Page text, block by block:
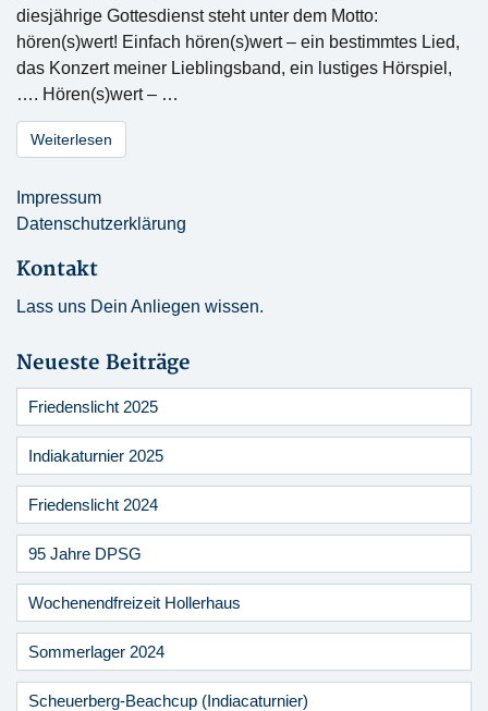
diesjährige Gottesdienst steht unter dem Motto:
hören(s)wert! Einfach hören(s)wert – ein bestimmtes Lied,
das Konzert meiner Lieblingsband, ein lustiges Hörspiel,
…. Hören(s)wert – …
Weiterlesen
Impressum
Datenschutzerklärung
Kontakt
Lass uns Dein Anliegen wissen.
Neueste Beiträge
Friedenslicht 2025
Indiakaturnier 2025
Friedenslicht 2024
95 Jahre DPSG
Wochenendfreizeit Hollerhaus
Sommerlager 2024
Scheuerberg-Beachcup (Indiacaturnier)